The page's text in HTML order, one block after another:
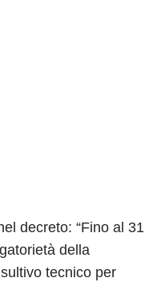
decreto: “Fino al 31
della
tecnico per